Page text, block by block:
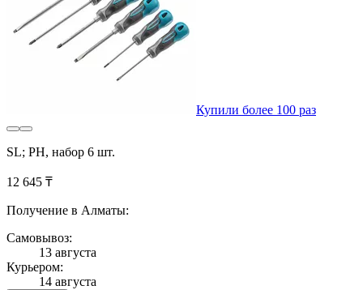
Купили более 100 раз
SL; PH, набор 6 шт.
12 645 ₸
Получение в Алматы:
Самовывоз:
13 августа
Курьером:
14 августа